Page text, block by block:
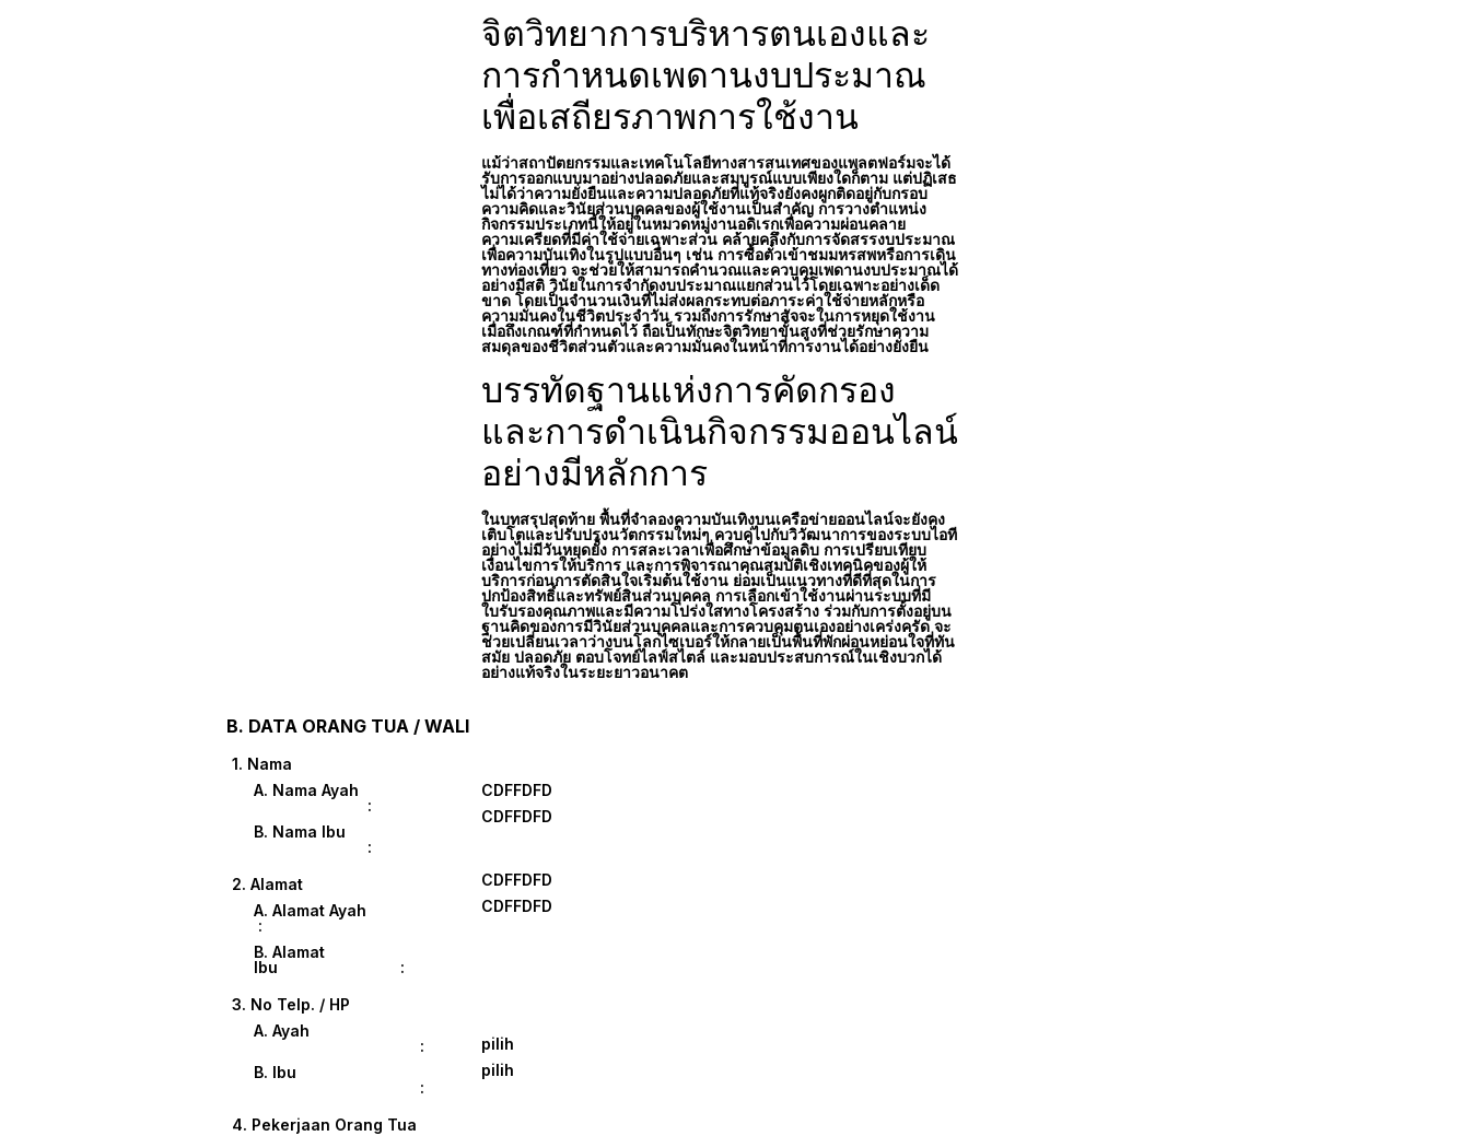
จิตวิทยาการบริหารตนเองและ
การกำหนดเพดานงบประมาณ
เพื่อเสถียรภาพการใช้งาน
แม้ว่าสถาปัตยกรรมและเทคโนโลยีทางสารสนเทศของแพลตฟอร์มจะได้
รับการออกแบบมาอย่างปลอดภัยและสมบูรณ์แบบเพียงใดก็ตาม แต่ปฏิเสธ
ไม่ได้ว่าความยั่งยืนและความปลอดภัยที่แท้จริงยังคงผูกติดอยู่กับกรอบ
ความคิดและวินัยส่วนบุคคลของผู้ใช้งานเป็นสำคัญ การวางตำแหน่ง
กิจกรรมประเภทนี้ให้อยู่ในหมวดหมู่งานอดิเรกเพื่อความผ่อนคลาย
ความเครียดที่มีค่าใช้จ่ายเฉพาะส่วน คล้ายคลึงกับการจัดสรรงบประมาณ
เพื่อความบันเทิงในรูปแบบอื่นๆ เช่น การซื้อตั๋วเข้าชมมหรสพหรือการเดิน
ทางท่องเที่ยว จะช่วยให้สามารถคำนวณและควบคุมเพดานงบประมาณได้
อย่างมีสติ วินัยในการจำกัดงบประมาณแยกส่วนไว้โดยเฉพาะอย่างเด็ด
ขาด โดยเป็นจำนวนเงินที่ไม่ส่งผลกระทบต่อภาระค่าใช้จ่ายหลักหรือ
ความมั่นคงในชีวิตประจำวัน รวมถึงการรักษาสัจจะในการหยุดใช้งาน
เมื่อถึงเกณฑ์ที่กำหนดไว้ ถือเป็นทักษะจิตวิทยาขั้นสูงที่ช่วยรักษาความ
สมดุลของชีวิตส่วนตัวและความมั่นคงในหน้าที่การงานได้อย่างยั่งยืน
บรรทัดฐานแห่งการคัดกรอง
และการดำเนินกิจกรรมออนไลน์
อย่างมีหลักการ
ในบทสรุปสุดท้าย พื้นที่จำลองความบันเทิงบนเครือข่ายออนไลน์จะยังคง
เติบโตและปรับปรุงนวัตกรรมใหม่ๆ ควบคู่ไปกับวิวัฒนาการของระบบไอที
อย่างไม่มีวันหยุดยั้ง การสละเวลาเพื่อศึกษาข้อมูลดิบ การเปรียบเทียบ
เงื่อนไขการให้บริการ และการพิจารณาคุณสมบัติเชิงเทคนิคของผู้ให้
บริการก่อนการตัดสินใจเริ่มต้นใช้งาน ย่อมเป็นแนวทางที่ดีที่สุดในการ
ปกป้องสิทธิ์และทรัพย์สินส่วนบุคคล การเลือกเข้าใช้งานผ่านระบบที่มี
ใบรับรองคุณภาพและมีความโปร่งใสทางโครงสร้าง ร่วมกับการตั้งอยู่บน
ฐานคิดของการมีวินัยส่วนบุคคลและการควบคุมตนเองอย่างเคร่งครัด จะ
ช่วยเปลี่ยนเวลาว่างบนโลกไซเบอร์ให้กลายเป็นพื้นที่พักผ่อนหย่อนใจที่ทัน
สมัย ปลอดภัย ตอบโจทย์ไลฟ์สไตล์ และมอบประสบการณ์ในเชิงบวกได้
อย่างแท้จริงในระยะยาวอนาคต
B. DATA ORANG TUA / WALI
1. Nama
A. Nama Ayah
:
B. Nama Ibu
:
2. Alamat
A. Alamat Ayah
:
B. Alamat
Ibu :
3. No Telp. / HP
A. Ayah
:
B. Ibu
:
4. Pekerjaan Orang Tua
CDFFDFD
CDFFDFD
CDFFDFD
CDFFDFD
pilih
pilih